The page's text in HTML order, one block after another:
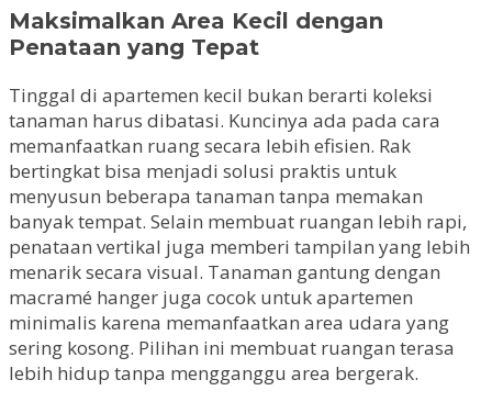
Maksimalkan Area Kecil dengan
Penataan yang Tepat
Tinggal di apartemen kecil bukan berarti koleksi
tanaman harus dibatasi. Kuncinya ada pada cara
memanfaatkan ruang secara lebih efisien. Rak
bertingkat bisa menjadi solusi praktis untuk
menyusun beberapa tanaman tanpa memakan
banyak tempat. Selain membuat ruangan lebih rapi,
penataan vertikal juga memberi tampilan yang lebih
menarik secara visual. Tanaman gantung dengan
macramé hanger juga cocok untuk apartemen
minimalis karena memanfaatkan area udara yang
sering kosong. Pilihan ini membuat ruangan terasa
lebih hidup tanpa mengganggu area bergerak.